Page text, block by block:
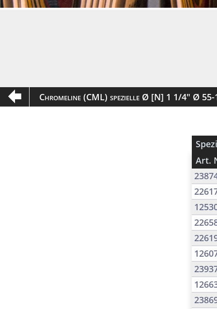
Chromeline (CML) spezielle Ø [N] 1 1/4" Ø 55-
Art.